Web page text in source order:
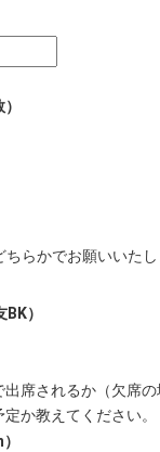
らかでお願いいたし
）
出席されるか（欠席
か教えてください。